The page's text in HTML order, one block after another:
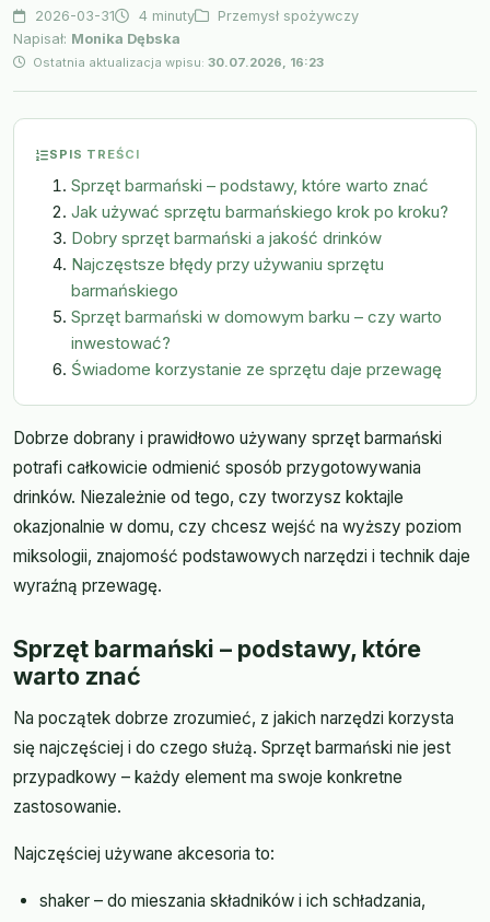
2026-03-31 4 minuty
Przemysł spożywczy
Napisał: Monika Dębska
Ostatnia aktualizacja wpisu: 30.07.2026, 16:23
SPIS TREŚCI
Sprzęt barmański – podstawy, które warto znać
Jak używać sprzętu barmańskiego krok po kroku?
Dobry sprzęt barmański a jakość drinków
Najczęstsze błędy przy używaniu sprzętu
barmańskiego
Sprzęt barmański w domowym barku – czy warto
inwestować?
Świadome korzystanie ze sprzętu daje przewagę
Dobrze dobrany i prawidłowo używany sprzęt barmański
potrafi całkowicie odmienić sposób przygotowywania
drinków. Niezależnie od tego, czy tworzysz koktajle
okazjonalnie w domu, czy chcesz wejść na wyższy poziom
miksologii, znajomość podstawowych narzędzi i technik daje
wyraźną przewagę.
Sprzęt barmański – podstawy, które
warto znać
Na początek dobrze zrozumieć, z jakich narzędzi korzysta
się najczęściej i do czego służą. Sprzęt barmański nie jest
przypadkowy – każdy element ma swoje konkretne
zastosowanie.
Najczęściej używane akcesoria to:
shaker – do mieszania składników i ich schładzania,